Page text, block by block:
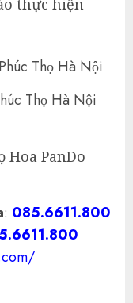
Thọ Hà Nội
Hoa PanDo
: 085.6611.800